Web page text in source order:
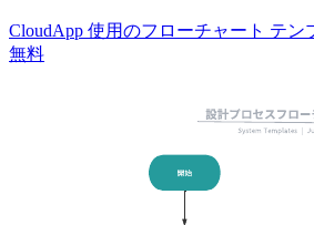
CloudApp 使用のフローチャート テン
無料